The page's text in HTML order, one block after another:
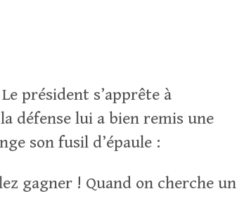
président s’apprête à
défense lui a bien remis une
son fusil d’épaule :
gagner ! Quand on cherche un